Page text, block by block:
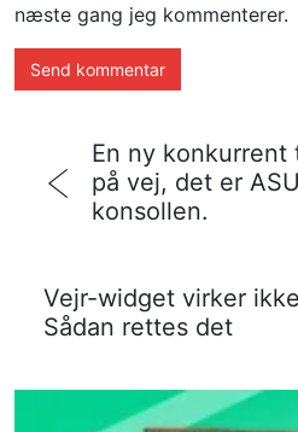
næste gang jeg kommenterer.
En ny konkurrent
på vej, det er
konsollen.
Vejr-widget virker
Sådan rettes det